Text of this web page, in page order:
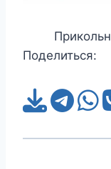
Поделиться: